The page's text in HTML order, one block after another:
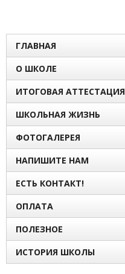
ГЛАВНАЯ
О ШКОЛЕ
ИТОГОВАЯ АТТЕСТАЦИЯ
ШКОЛЬНАЯ ЖИЗНЬ
ФОТОГАЛЕРЕЯ
НАПИШИТЕ НАМ
ЕСТЬ КОНТАКТ!
ОПЛАТА
ПОЛЕЗНОЕ
ИСТОРИЯ ШКОЛЫ